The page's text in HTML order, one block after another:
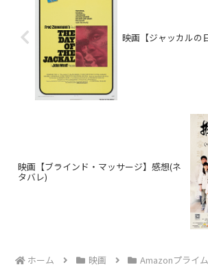
映画【ジャッカルの
映画【ブラインド・マッサージ】感想(ネ
タバレ)
ホーム 映画 Amazonプライム